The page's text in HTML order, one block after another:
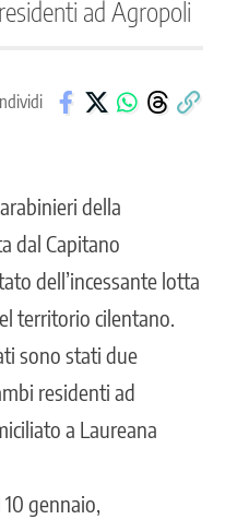
ad Agropoli
della
dal Capitano
dell’incessante lotta
territorio cilentano.
sono stati due
residenti ad
a Laureana
gennaio,